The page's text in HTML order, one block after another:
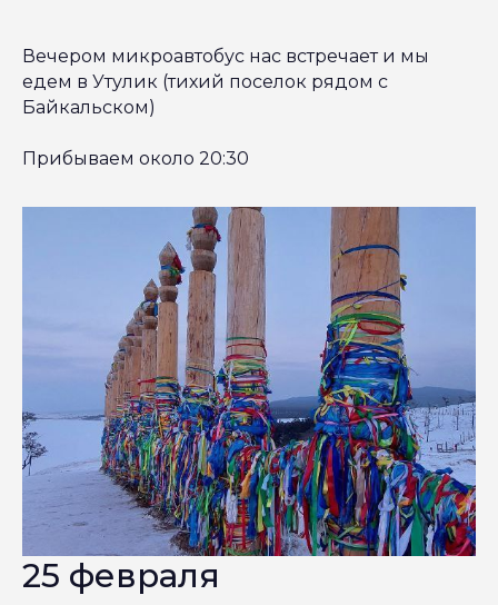
Вечером микроавтобус нас встречает и мы
едем в Утулик (тихий поселок рядом с
Байкальском)
Прибываем около 20:30
25 февраля